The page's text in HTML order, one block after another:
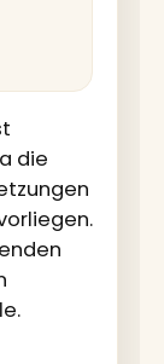
die